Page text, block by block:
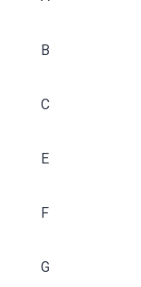
B
C
E
F
G